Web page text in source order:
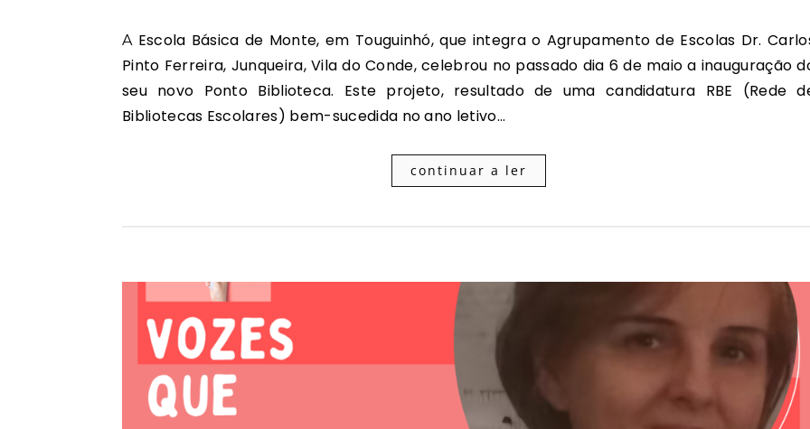
A Escola Básica de Monte, em Touguinhó, que integra o Agrupamento de Escolas Dr. Carlos
Pinto Ferreira, Junqueira, Vila do Conde, celebrou no passado dia 6 de maio a inauguração
seu novo Ponto Biblioteca. Este projeto, resultado de uma candidatura RBE (Rede
Bibliotecas Escolares) bem-sucedida no ano letivo…
continuar a ler